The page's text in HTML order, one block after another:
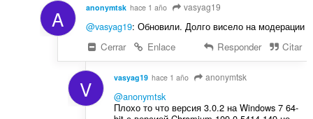
A anonymtsk hace 1 año vasyag19
@vasyag19: Обновили. Долго висело на модерации
Cerrar
Enlace Responder Citar
V vasyag19 hace 1 año anonymtsk
@anonymtsk
Плохо то что версия 3.0.2 на Windows 7 64-